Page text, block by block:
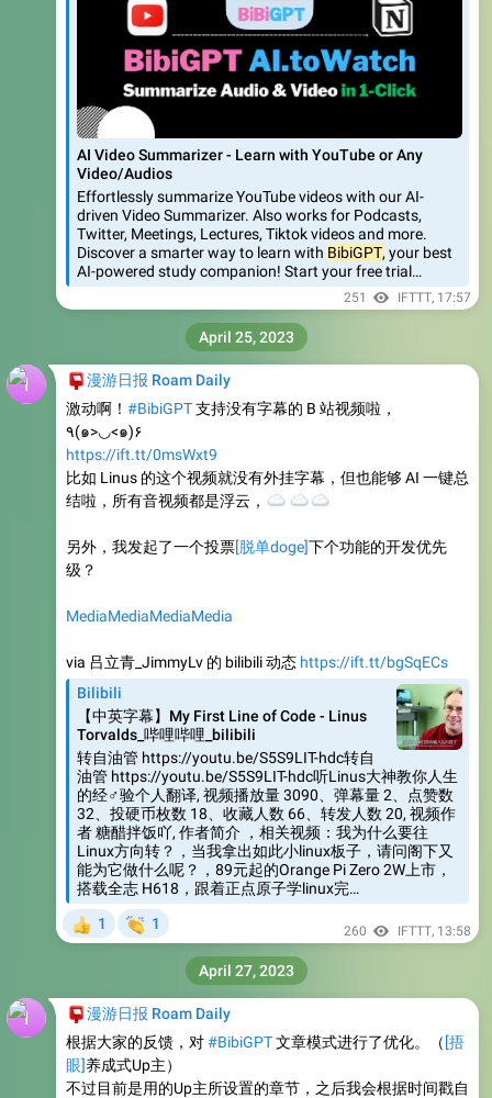
AI Video Summarizer - Learn with YouTube or Any
Video/Audios
Effortlessly summarize YouTube videos with our AI-
driven Video Summarizer. Also works for Podcasts,
Twitter, Meetings, Lectures, Tiktok videos and more.
Discover a smarter way to learn with BibiGPT, your best
AI-powered study companion! Start your free trial…
251 IFTTT, 17:57
漫游日报 Roam Daily
激动啊！ #BibiGPT支持​没有字幕的 B 站视频啦，
٩(๑>◡<๑)۶
https://ift.tt/0msWxt9
比如 Linus 的这个视频就没有外挂字幕，但也能够 AI 一键总
结啦，所有音视频都是浮云，
☁️
☁️
☁️
另外，我发起了一个投票[脱单doge]下个功能的开发优先
级？
MediaMediaMediaMedia
via 吕立青_JimmyLv 的 bilibili 动态 https://ift.tt/bgSqECs
Bilibili
【中英字幕】My First Line of Code - Linus
Torvalds_哔哩哔哩_bilibili
转自油管 https://youtu.be/S5S9LIT-hdc转自
油管 https://youtu.be/S5S9LIT-hdc听Linus大神教你人生
的经♂验个人翻译, 视频播放量 3090、弹幕量 2、点赞数
32、投硬币枚数 18、收藏人数 66、转发人数 20, 视频作
者 糖醋拌饭吖, 作者简介 ，相关视频：我为什么要往
Linux方向转？，当我拿出如此小linux板子，请问阁下又
能为它做什么呢？，89元起的Orange Pi Zero 2W上市，
搭载全志 H618，跟着正点原子学linux完…
1 1 260 IFTTT, 13:58
April 25, 2023
漫游日报 Roam Daily
根据大家的反馈，对#BibiGPT文章模式进行了优化。（ [捂
眼]养成式Up主）
不过目前是用的Up主所设置的章节，之后我会根据时间戳自
April 27, 2023